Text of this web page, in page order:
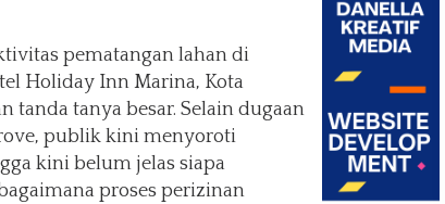
pematangan lahan di
Holiday Inn Marina, Kota
tanda tanya besar. Selain dugaan
publik kini menyoroti
kini belum jelas siapa
proses perizinan